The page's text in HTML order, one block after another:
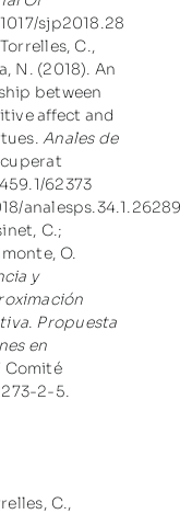
sjp2018.28
C.,
N. (2018). An
between
affect and
Anales de
62373
C.;
O.
y
. Propuesta
en
Comité
2-5.
C.,